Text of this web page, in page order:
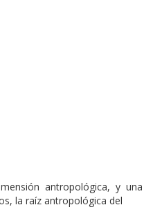
antropológica, y una
la raíz antropológica del